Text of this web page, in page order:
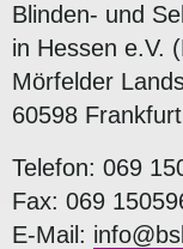
Blinden- und
in Hessen e.V.
Mörfelder
60598
Telefon: 069
Fax: 069
E-Mail: